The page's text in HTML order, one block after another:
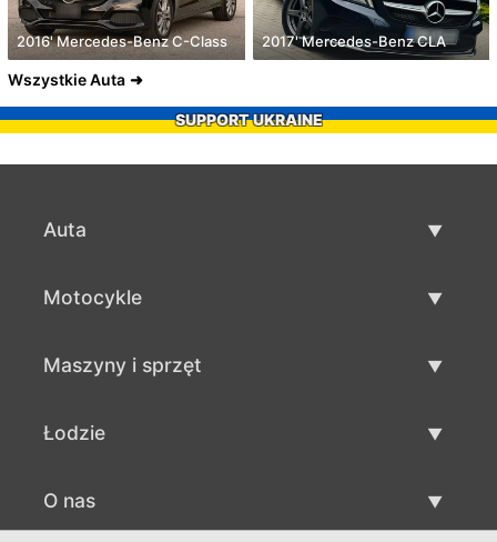
2016' Mercedes-Benz C-Class 2017' Mercedes-Benz CLA
Wszystkie Auta
SUPPORT UKRAINE
Auta
Motocykle
Maszyny i sprzęt
Łodzie
Sprzedaż łodzi
O nas